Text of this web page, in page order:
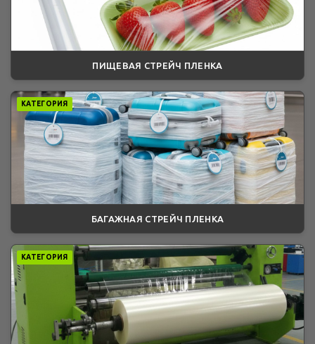
ПИЩЕВАЯ СТРЕЙЧ ПЛЕНКА
КАТЕГОРИЯ
БАГАЖНАЯ СТРЕЙЧ ПЛЕНКА
КАТЕГОРИЯ